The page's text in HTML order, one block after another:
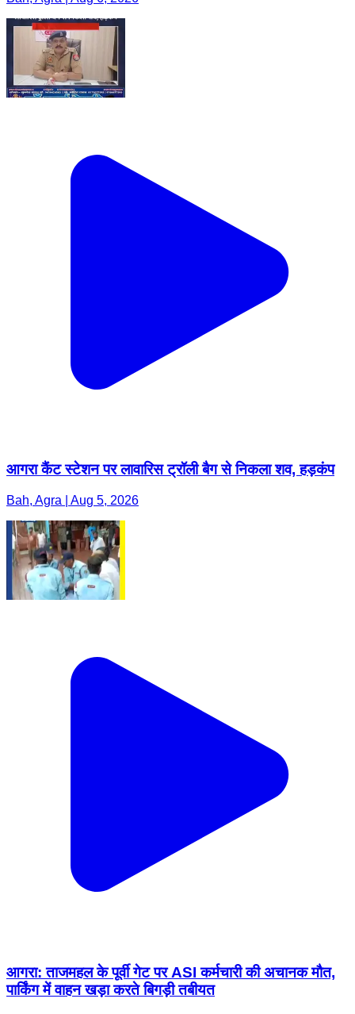
आगरा कैंट स्टेशन पर लावारिस ट्रॉली बैग से निकला शव, हड़कंप
Bah, Agra | Aug 5, 2026
आगरा: ताजमहल के पूर्वी गेट पर ASI कर्मचारी की अचानक मौत,
पार्किंग में वाहन खड़ा करते बिगड़ी तबीयत